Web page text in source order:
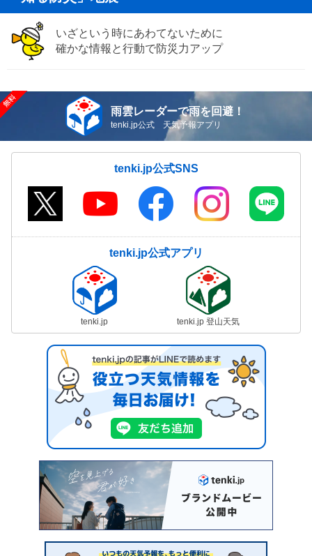
いざという時にあわてないために
確かな情報と行動で防災力アップ
雨雲レーダーで雨を回避！
tenki.jp公式 天気予報アプリ
tenki.jp公式SNS
tenki.jp公式アプリ
tenki.jp tenki.jp 登山天気